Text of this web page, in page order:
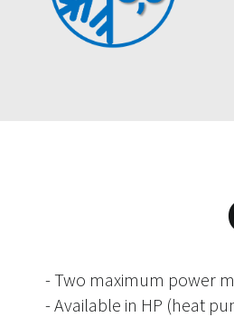
- Two maximum power
- Available in HP (heat